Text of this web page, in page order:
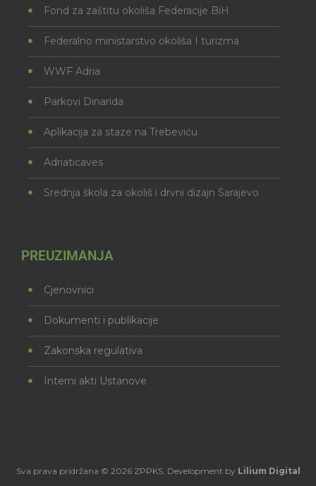
Fond za zaštitu okoliša Federacije BiH
Federalno ministarstvo okoliša I turizma
WWF Adria
Parkovi Dinarida
Aplikacija za staze na Trebeviću
Adriaticaves
Srednja škola za okoliš i drvni dizajn Sarajevo
PREUZIMANJA
Cjenovnici
Dokumenti i publikacije
Zakonska regulativa
Interni akti Ustanove
Sva prava pridržana © 2026 ZPPKS. Development byLilium Digital